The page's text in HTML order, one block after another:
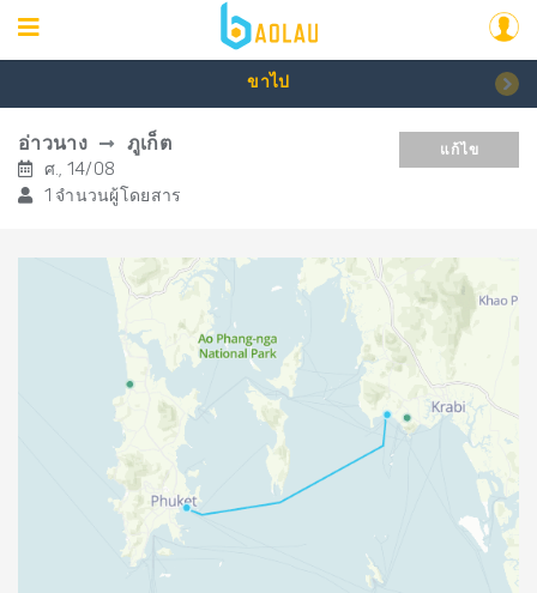
ขาไป
อ่าวนาง ภูเก็ต
ศ., 14/08
1 จำนวนผู้โดยสาร
แก้ไข